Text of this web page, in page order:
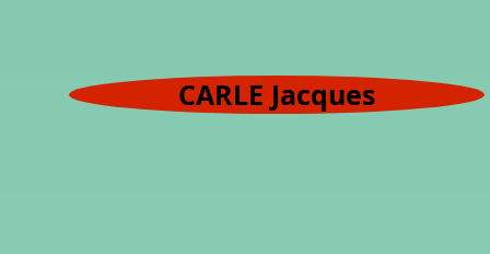
CARLE Jacques